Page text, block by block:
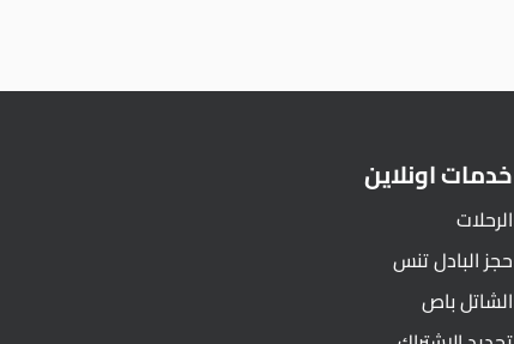
خدمات اونلاين
الرحلات
حجز البادل تنس
الشاتل باص